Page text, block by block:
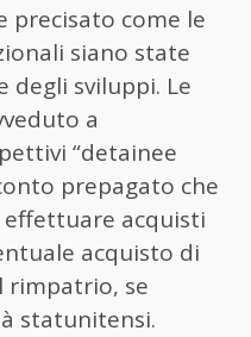
precisato come le
siano state
sviluppi. Le
a
“detainee
prepagato che
acquisti
acquisto di
rimpatrio, se
statunitensi.